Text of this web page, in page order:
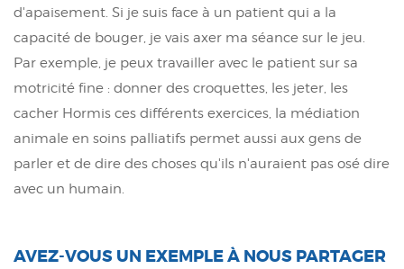
d'apaisement. Si je suis face à un patient qui a la
capacité de bouger, je vais axer ma séance sur le jeu.
Par exemple, je peux travailler avec le patient sur sa
motricité fine : donner des croquettes, les jeter, les
cacher Hormis ces différents exercices, la médiation
animale en soins palliatifs permet aussi aux gens de
parler et de dire des choses qu'ils n'auraient pas osé dire
avec un humain.
AVEZ-VOUS UN EXEMPLE À NOUS PARTAGER